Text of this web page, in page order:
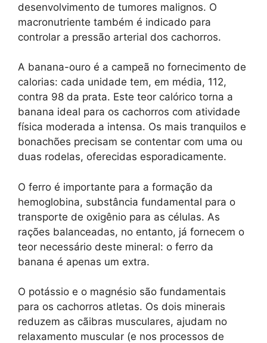
desenvolvimento de tumores malignos. O
macronutriente também é indicado para
controlar a pressão arterial dos cachorros.
A banana-ouro é a campeã no fornecimento de
calorias: cada unidade tem, em média, 112,
contra 98 da prata. Este teor calórico torna a
banana ideal para os cachorros com atividade
física moderada a intensa. Os mais tranquilos e
bonachões precisam se contentar com uma ou
duas rodelas, oferecidas esporadicamente.
O ferro é importante para a formação da
hemoglobina, substância fundamental para o
transporte de oxigênio para as células. As
rações balanceadas, no entanto, já fornecem o
teor necessário deste mineral: o ferro da
banana é apenas um extra.
O potássio e o magnésio são fundamentais
para os cachorros atletas. Os dois minerais
reduzem as cãibras musculares, ajudam no
relaxamento muscular (e nos processos de